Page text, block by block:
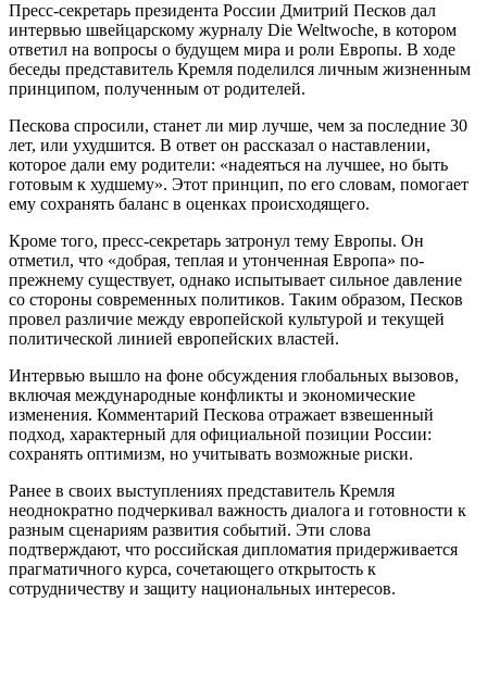
Пресс-секретарь президента России Дмитрий Песков дал
интервью швейцарскому журналу Die Weltwoche, в котором
ответил на вопросы о будущем мира и роли Европы. В ходе
беседы представитель Кремля поделился личным жизненным
принципом, полученным от родителей.
Пескова спросили, станет ли мир лучше, чем за последние 30
лет, или ухудшится. В ответ он рассказал о наставлении,
которое дали ему родители: «надеяться на лучшее, но быть
готовым к худшему». Этот принцип, по его словам, помогает
ему сохранять баланс в оценках происходящего.
Кроме того, пресс-секретарь затронул тему Европы. Он
отметил, что «добрая, теплая и утонченная Европа» по-
прежнему существует, однако испытывает сильное давление
со стороны современных политиков. Таким образом, Песков
провел различие между европейской культурой и текущей
политической линией европейских властей.
Интервью вышло на фоне обсуждения глобальных вызовов,
включая международные конфликты и экономические
изменения. Комментарий Пескова отражает взвешенный
подход, характерный для официальной позиции России:
сохранять оптимизм, но учитывать возможные риски.
Ранее в своих выступлениях представитель Кремля
неоднократно подчеркивал важность диалога и готовности к
разным сценариям развития событий. Эти слова
подтверждают, что российская дипломатия придерживается
прагматичного курса, сочетающего открытость к
сотрудничеству и защиту национальных интересов.